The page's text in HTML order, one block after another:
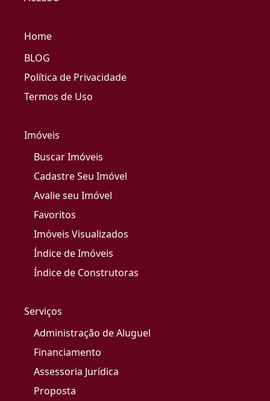
Home
BLOG
Política de Privacidade
Termos de Uso
Imóveis
Buscar Imóveis
Cadastre Seu Imóvel
Avalie seu Imóvel
Favoritos
Imóveis Visualizados
Índice de Imóveis
Índice de Construtoras
Serviços
Administração de Aluguel
Financiamento
Assessoria Jurídica
Proposta